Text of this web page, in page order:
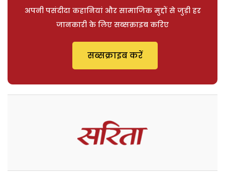
अपनी पसंदीदा कहानियां और सामाजिक मुद्दों से जुड़ी हर
जानकारी के लिए सब्सक्राइब करिए
सब्सक्राइब करें